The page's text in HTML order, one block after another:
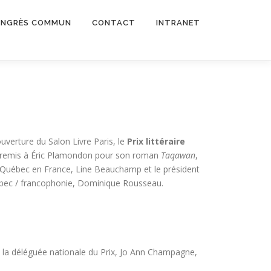
COMMUN CONTACT INTRANET
du Salon Livre Paris, le Prix littéraire
à Éric Plamondon pour son roman Taqawan,
en France, Line Beauchamp et le président
/ francophonie, Dominique Rousseau.
déléguée nationale du Prix, Jo Ann Champagne,